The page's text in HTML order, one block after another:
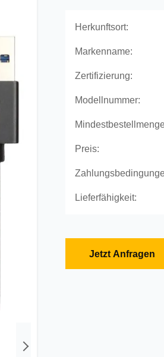
Herkunftsort:
Markenname:
Zertifizierung:
Modellnummer:
Preis:
Lieferfähigkeit:
Jetzt Anfragen